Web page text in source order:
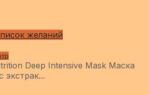
желаний
Deep Intensive Mask Маска
экстрак...